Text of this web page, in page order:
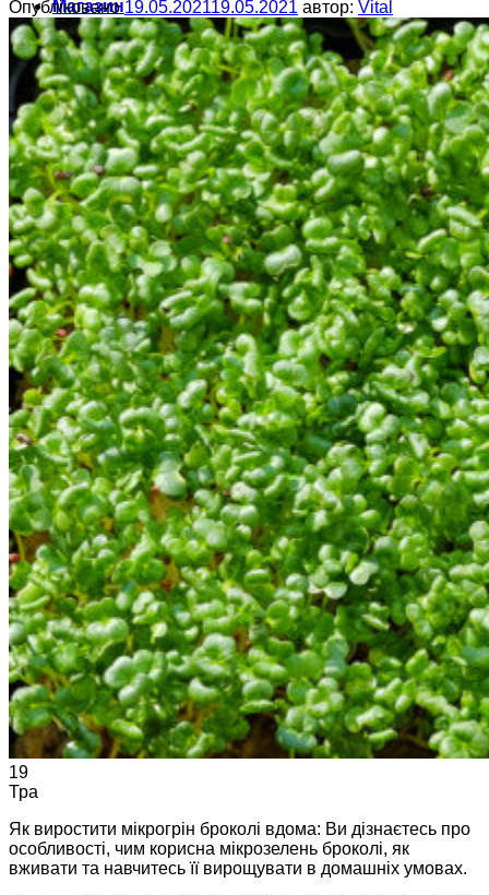
Магазин
Мікрозелень
Насіння для мікрозелені
Суперфуди та смаколики
Набори для вирощування
Обладнання для вирощування
Оплата і доставка
ЧаПи
Інструкція вирощування
Як вирощувати мікрогрін Редис?
Блог
Мікрозелень
Суперфуди
Рецепти
Увійти
Опубліковано19.05.202119.05.2021 автор: Vital
19
Тра
Як виростити мікрогрін броколі вдома: Ви дізнаєтесь про
особливості, чим корисна мікрозелень броколі, як
вживати та навчитесь її вирощувати в домашніх умовах.